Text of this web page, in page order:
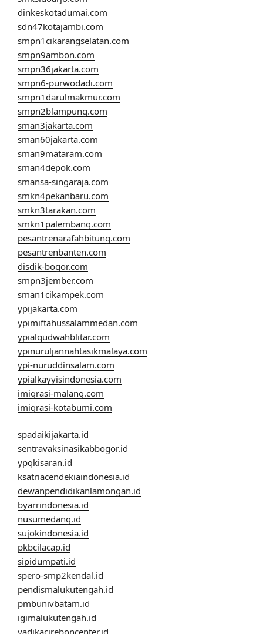
dinkeskotadumai.com
sdn47kotajambi.com
smpn1cikarangselatan.com
smpn9ambon.com
smpn36jakarta.com
smpn6-purwodadi.com
smpn1darulmakmur.com
smpn2blampung.com
sman3jakarta.com
sman60jakarta.com
sman9mataram.com
sman4depok.com
smansa-singaraja.com
smkn4pekanbaru.com
smkn3tarakan.com
smkn1palembang.com
pesantrenarafahbitung.com
pesantrenbanten.com
disdik-bogor.com
smpn3jember.com
sman1cikampek.com
ypijakarta.com
ypimiftahussalammedan.com
ypialqudwahblitar.com
ypinuruljannahtasikmalaya.com
ypi-nuruddinsalam.com
ypialkayyisindonesia.com
imigrasi-malang.com
imigrasi-kotabumi.com
spadaikijakarta.id
sentravaksinasikabbogor.id
ypqkisaran.id
ksatriacendekiaindonesia.id
dewanpendidikanlamongan.id
byarrindonesia.id
nusumedang.id
sujokindonesia.id
pkbcilacap.id
sipidumpati.id
spero-smp2kendal.id
pendismalukutengah.id
pmbunivbatam.id
igimalukutengah.id